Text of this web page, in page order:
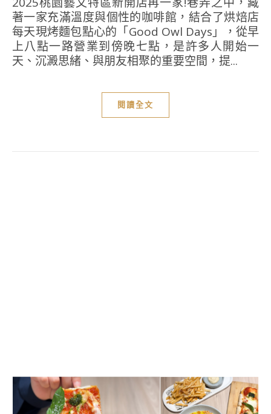
著一家充滿溫度與個性的咖啡館，結合了烘焙店
每天現烤麵包點心的「Good Owl Days」，從早
上八點一路營業到傍晚七點，是許多人開始一
天、沉澱思緒、與朋友相聚的重要空間，提...
閱讀全文